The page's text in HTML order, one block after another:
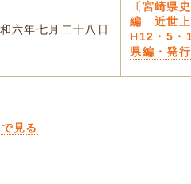
六年七月二十八日
〔宮崎県
編 近世
H12・5・
県編・発行
見る